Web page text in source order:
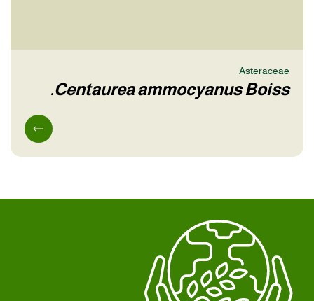
Asteraceae
Centaurea ammocyanus Boiss.